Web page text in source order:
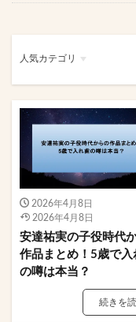
人気カテゴリ
タレント
アイドル
俳優
2026年4月8日
2026年4月8日
安達祐実の子役時代
作品まとめ！5歳で入
の噂は本当？
続きを